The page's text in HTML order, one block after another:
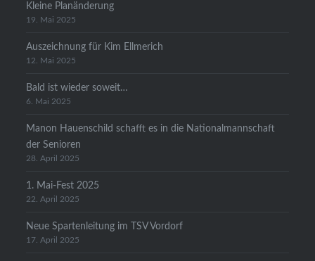
Kleine Planänderung
19. Mai 2025
Auszeichnung für Kim Ellmerich
12. Mai 2025
Bald ist wieder soweit…
6. Mai 2025
Manon Hauenschild schafft es in die Nationalmannschaft
der Senioren
28. April 2025
1. Mai-Fest 2025
22. April 2025
Neue Spartenleitung im TSV Vordorf
17. April 2025